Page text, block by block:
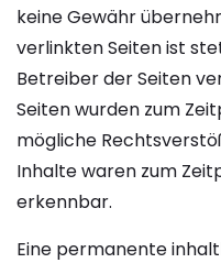
keine Gewähr
verlinkten Seiten ist
Betreiber der Seiten
Seiten wurden zum
mögliche
Inhalte waren zum
erkennbar.
Eine permanente